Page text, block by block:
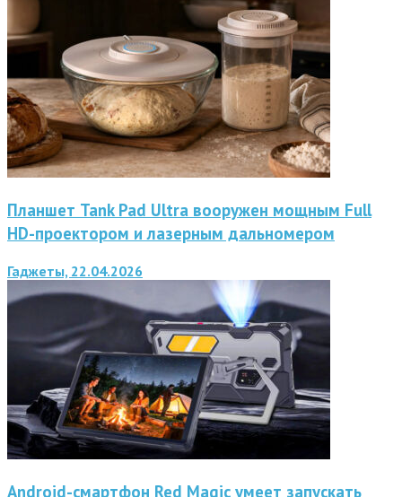
Планшет Tank Pad Ultra вооружен мощным Full
HD-проектором и лазерным дальномером
Гаджеты, 22.04.2026
Android-смартфон Red Magic умеет запускать